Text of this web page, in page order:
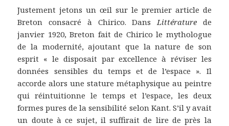
Justement jetons un œil sur le premier article de
Breton consacré à Chirico. Dans Littératurede
janvier 1920, Breton fait de Chirico le mythologue
de la modernité, ajoutant que la nature de son
esprit « le disposait par excellence à réviser les
données sensibles du temps et de l’espace ». Il
accorde alors une stature métaphysique au peintre
qui réintuitionne le temps et l’espace, les deux
formes pures de la sensibilité selon Kant. S’il y avait
un doute à ce sujet, il suffirait de lire de près la